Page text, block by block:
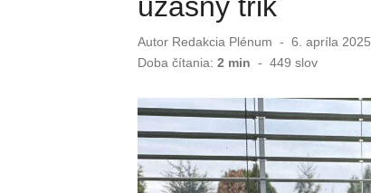
Autor Redakcia Plénum
Publikované
dňa
6. apríla 2025
Doba čítania: 2 min - 449 slov